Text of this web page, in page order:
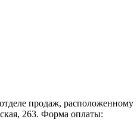
продаж, расположенному
263. Форма оплаты: